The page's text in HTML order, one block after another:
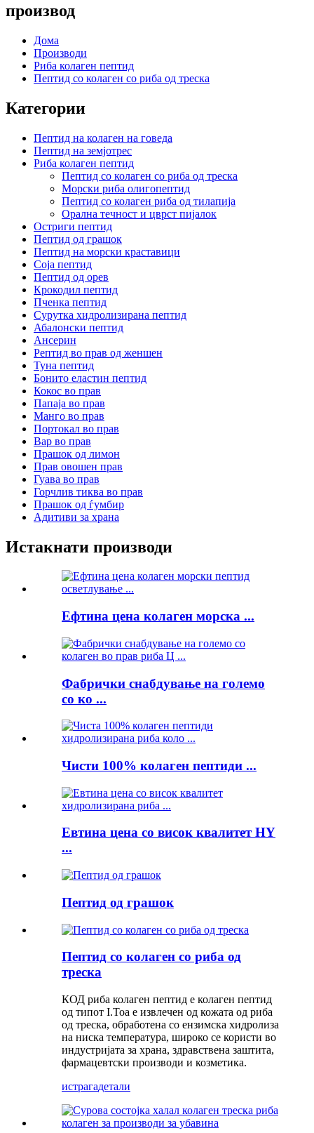
производ
Дома
Производи
Риба колаген пептид
Пептид со колаген со риба од треска
Категории
Пептид на колаген на говеда
Пептид на земјотрес
Риба колаген пептид
Пептид со колаген со риба од треска
Морски риба олигопептид
Пептид со колаген риба од тилапија
Орална течност и цврст пијалок
Остриги пептид
Пептид од грашок
Пептид на морски краставици
Соја пептид
Пептид од орев
Крокодил пептид
Пченка пептид
Сурутка хидролизирана пептид
Абалонски пептид
Ансерин
Pептид во прав од женшен
Туна пептид
Бонито еластин пептид
Кокос во прав
Папаја во прав
Манго во прав
Портокал во прав
Вар во прав
Прашок од лимон
Прав овошен прав
Гуава во прав
Горчлив тиква во прав
Прашок од ѓумбир
Адитиви за храна
Истакнати производи
Ефтина цена колаген морска ...
Фабрички снабдување на големо
со ко ...
Чисти 100% колаген пептиди ...
Евтина цена со висок квалитет HY
...
Пептид од грашок
Пептид со колаген со риба од
треска
КОД риба колаген пептид е колаген пептид
од типот I.Тоа е извлечен од кожата од риба
од треска, обработена со ензимска хидролиза
на ниска температура, широко се користи во
индустријата за храна, здравствена заштита,
фармацевтски производи и козметика.
истрагадетали